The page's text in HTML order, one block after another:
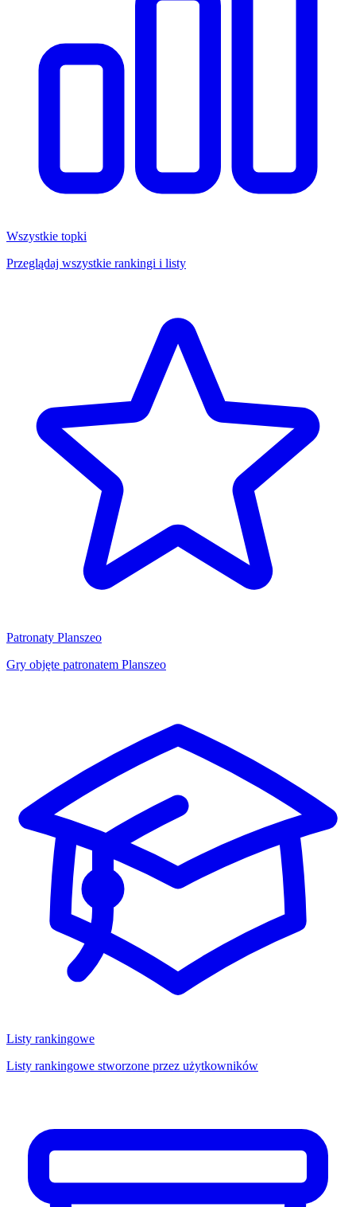
Wszystkie topki
Przeglądaj wszystkie rankingi i listy
Patronaty Planszeo
Gry objęte patronatem Planszeo
Listy rankingowe
Listy rankingowe stworzone przez użytkowników